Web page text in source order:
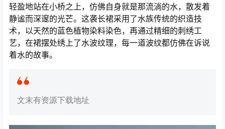
轻盈地站在小桥之上，仿佛自身就是那流淌的水，散发着
静谧而深邃的光芒。这袭长裙采用了水族传统的织造技
术，以天然的蓝色植物染料染色，再通过精细的刺绣工
艺，在裙摆处绣上了水波纹理，每一道波纹都仿佛在诉说
着水的故事。
文末有资源下载地址